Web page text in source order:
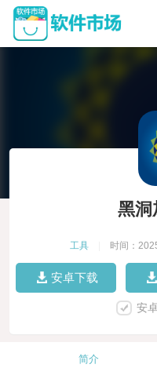
黑洞
工具 时间：
安卓下载
安
简介